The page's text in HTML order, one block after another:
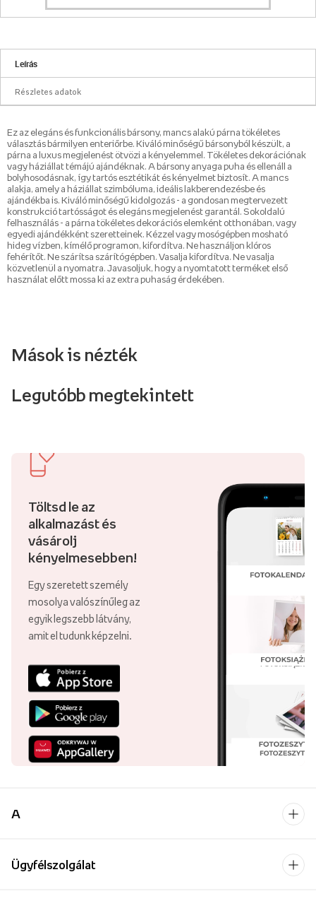
Leírás
Részletes adatok
Ez az elegáns és funkcionális bársony, mancs alakú párna tökéletes
választás bármilyen enteriőrbe. Kiváló minőségű bársonyból készült, a
párna a luxus megjelenést ötvözi a kényelemmel. Tökéletes dekorációnak
vagy háziállat témájú ajándéknak. A bársony anyaga puha és ellenáll a
bolyhosodásnak, így tartós esztétikát és kényelmet biztosít. A mancs
alakja, amely a háziállat szimbóluma, ideális lakberendezésbe és
ajándékba is. Kiváló minőségű kidolgozás - a gondosan megtervezett
konstrukció tartósságot és elegáns megjelenést garantál. Sokoldalú
felhasználás - a párna tökéletes dekorációs elemként otthonában, vagy
egyedi ajándékként szeretteinek. Kézzel vagy mosógépben mosható
hideg vízben, kímélő programon, kifordítva. Ne használjon klóros
fehérítőt. Ne szárítsa szárítógépben. Vasalja kifordítva. Ne vasalja
közvetlenül a nyomatra. Javasoljuk, hogy a nyomtatott terméket első
használat előtt mossa ki az extra puhaság érdekében.
Mások is nézték
Legutóbb megtekintett
Töltsd le az
alkalmazást és
vásárolj
kényelmesebben!
Egy szeretett személy
mosolya valószínűleg az
egyik legszebb látvány,
amit el tudunk képzelni.
A
Ügyfélszolgálat